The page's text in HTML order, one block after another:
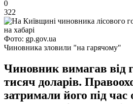
0
322
Фото: gp.gov.ua
Чиновника зловили "на гарячому"
Чиновник вимагав від
тисяч доларів.
затримали його під